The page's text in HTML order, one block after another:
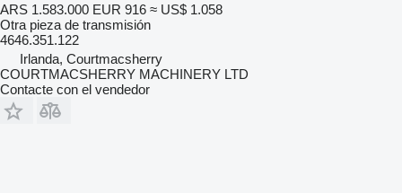
ARS 1.583.000 EUR 916 ≈ US$ 1.058
Otra pieza de transmisión
4646.351.122
Irlanda, Courtmacsherry
COURTMACSHERRY MACHINERY LTD
Contacte con el vendedor